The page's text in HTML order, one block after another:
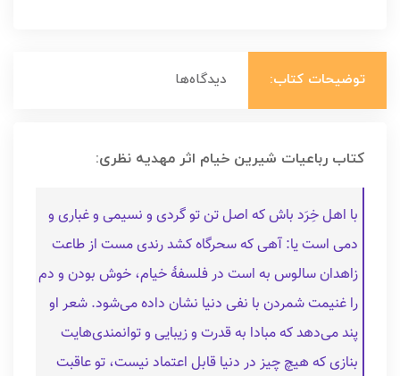
توضیحات کتاب: دیدگاه‌ها
کتاب رباعیات شیرین خیام اثر مهدیه نظری:
با اهل خِرَد باش که اصل تن تو گردی و نسیمی و غباری و
دمی است یا: آهی که سحرگاه کشد رندی مست از طاعت
زاهدان سالوس به است در فلسفۀ خیام، خوش بودن و دم
را غنیمت شمردن با نفی دنیا نشان داده می‌شود. شعر او
پند می‌دهد که مبادا به قدرت و زیبایی و توانمندی‌هایت
بنازی که هیچ چیز در دنیا قابل اعتماد نیست، تو عاقبت